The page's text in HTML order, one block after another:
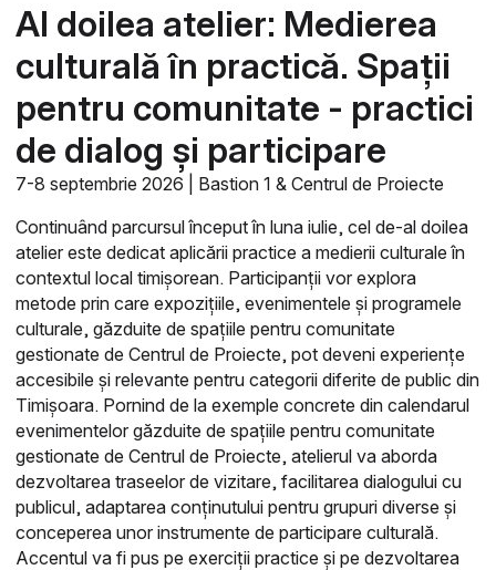
Al doilea atelier: Medierea
culturală în practică. Spații
pentru comunitate - practici
de dialog și participare
7-8 septembrie 2026 | Bastion 1 & Centrul de Proiecte
Continuând parcursul început în luna iulie, cel de-al doilea
atelier este dedicat aplicării practice a medierii culturale în
contextul local timișorean. Participanții vor explora
metode prin care expozițiile, evenimentele și programele
culturale, găzduite de spațiile pentru comunitate
gestionate de Centrul de Proiecte, pot deveni experiențe
accesibile și relevante pentru categorii diferite de public din
Timișoara. Pornind de la exemple concrete din calendarul
evenimentelor găzduite de spațiile pentru comunitate
gestionate de Centrul de Proiecte, atelierul va aborda
dezvoltarea traseelor de vizitare, facilitarea dialogului cu
publicul, adaptarea conținutului pentru grupuri diverse și
conceperea unor instrumente de participare culturală.
Accentul va fi pus pe exerciții practice și pe dezvoltarea